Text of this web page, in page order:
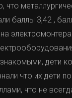
что
баллы 3,42 ,
дети
что их дети
что не